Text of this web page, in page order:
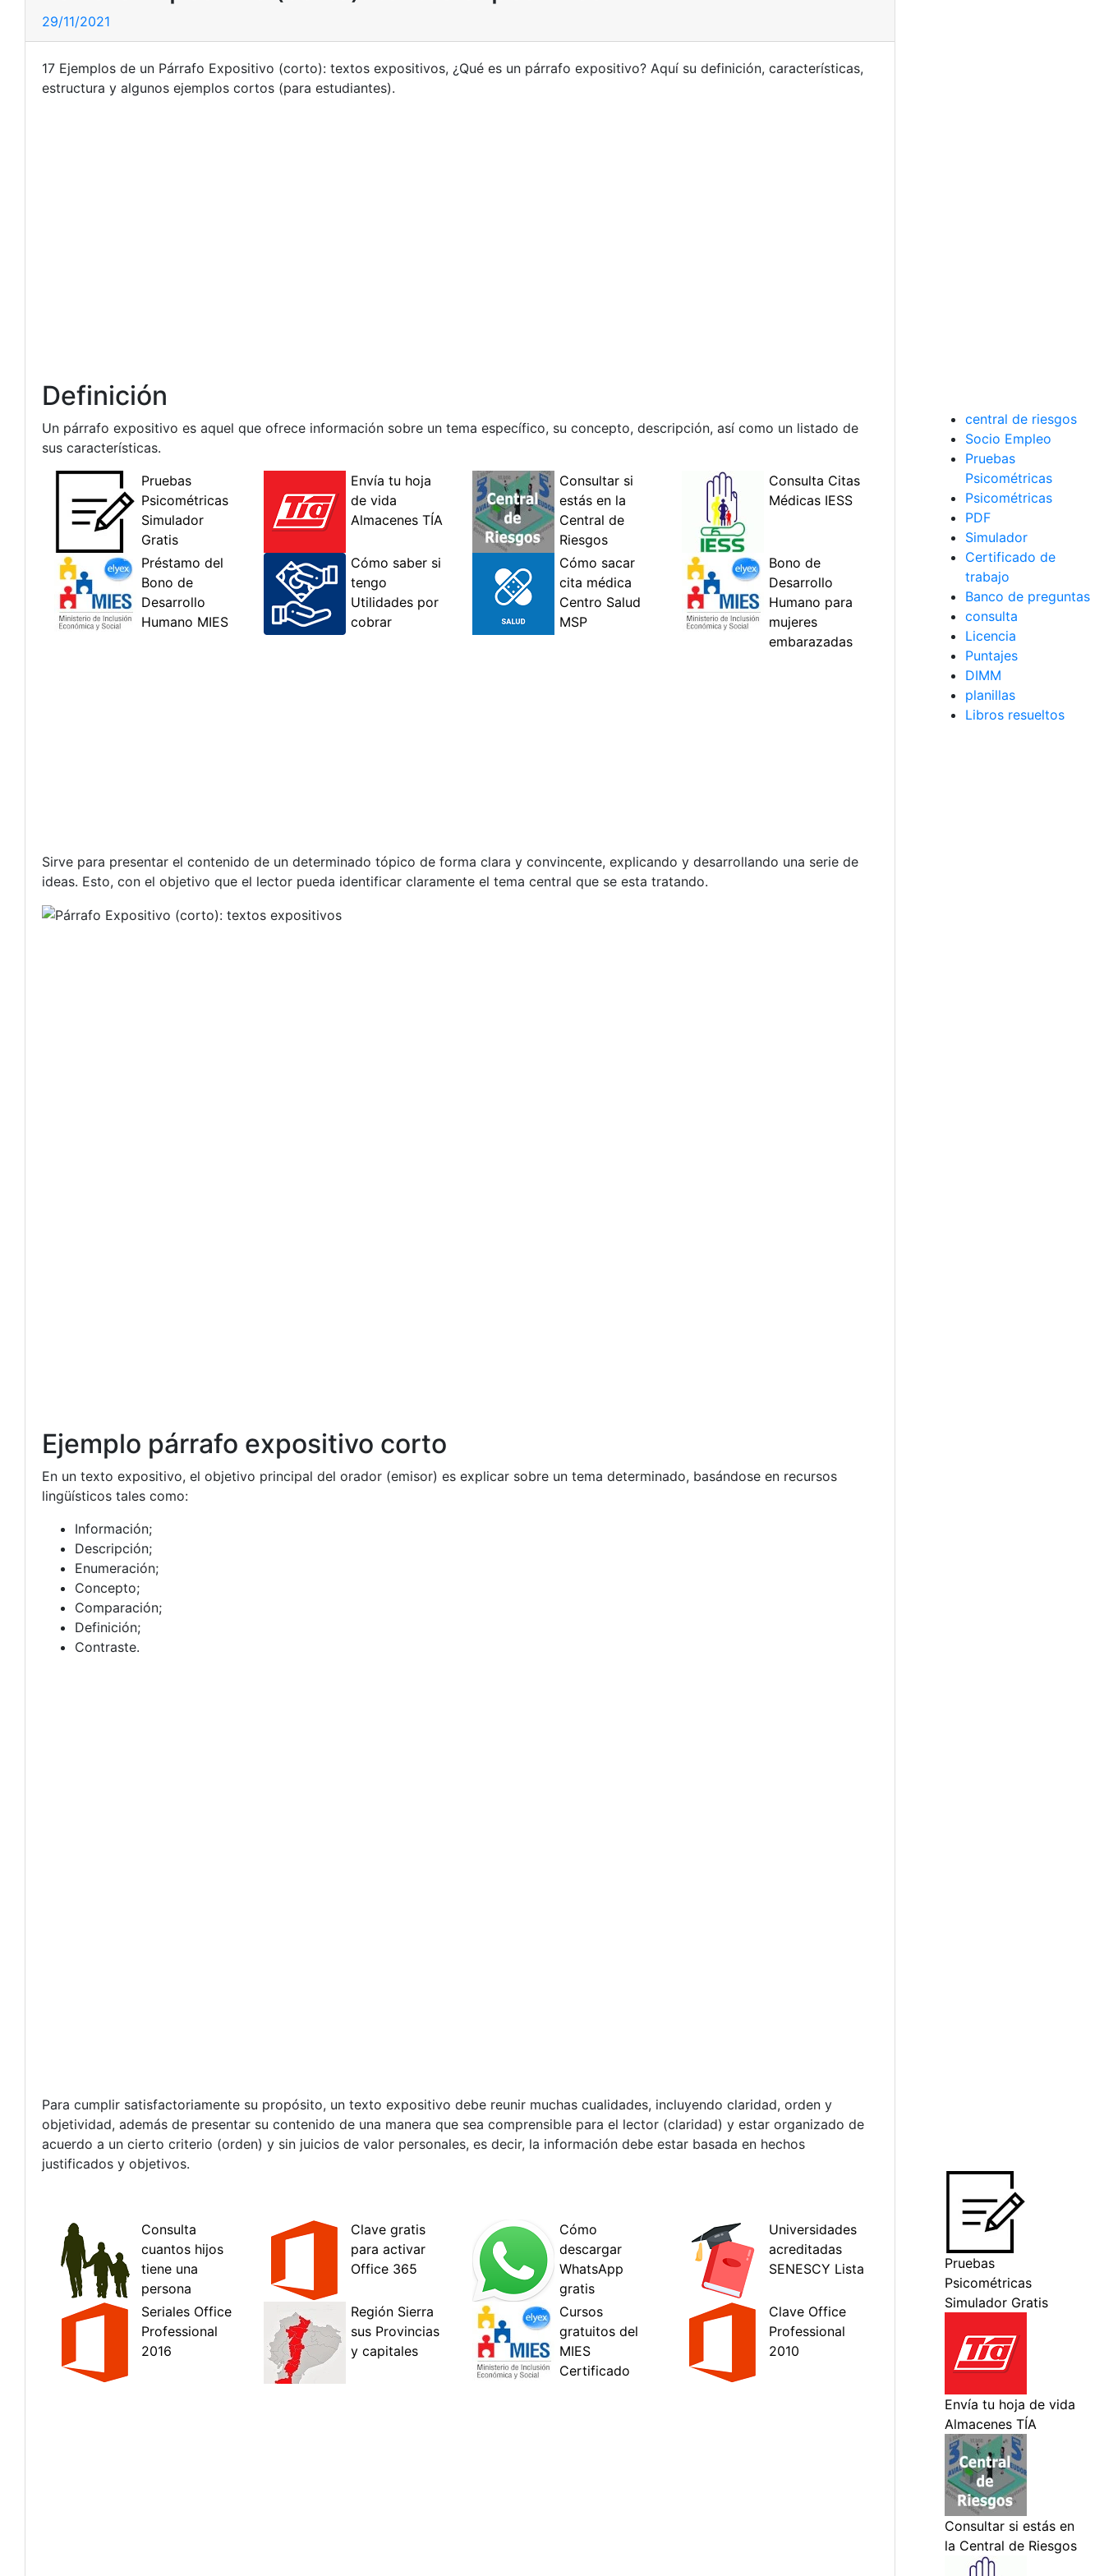
29/11/2021
17 Ejemplos de un Párrafo Expositivo (corto): textos expositivos, ¿Qué es un párrafo expositivo? Aquí su definición, características,
estructura y algunos ejemplos cortos (para estudiantes).
Definición
Un párrafo expositivo es aquel que ofrece información sobre un tema específico, su concepto, descripción, así como un listado de
sus características.
Sirve para presentar el contenido de un determinado tópico de forma clara y convincente, explicando y desarrollando una serie de
ideas. Esto, con el objetivo que el lector pueda identificar claramente el tema central que se esta tratando.
Ejemplo párrafo expositivo corto
En un texto expositivo, el objetivo principal del orador (emisor) es explicar sobre un tema determinado, basándose en recursos
lingüísticos tales como:
Información;
Descripción;
Enumeración;
Concepto;
Comparación;
Definición;
Contraste.
Para cumplir satisfactoriamente su propósito, un texto expositivo debe reunir muchas cualidades, incluyendo claridad, orden y
objetividad, además de presentar su contenido de una manera que sea comprensible para el lector (claridad) y estar organizado de
acuerdo a un cierto criterio (orden) y sin juicios de valor personales, es decir, la información debe estar basada en hechos
justificados y objetivos.
central de riesgos
Socio Empleo
Pruebas
Psicométricas
Psicométricas
PDF
Simulador
Certificado de
trabajo
Banco de preguntas
consulta
Licencia
Puntajes
DIMM
planillas
Libros resueltos